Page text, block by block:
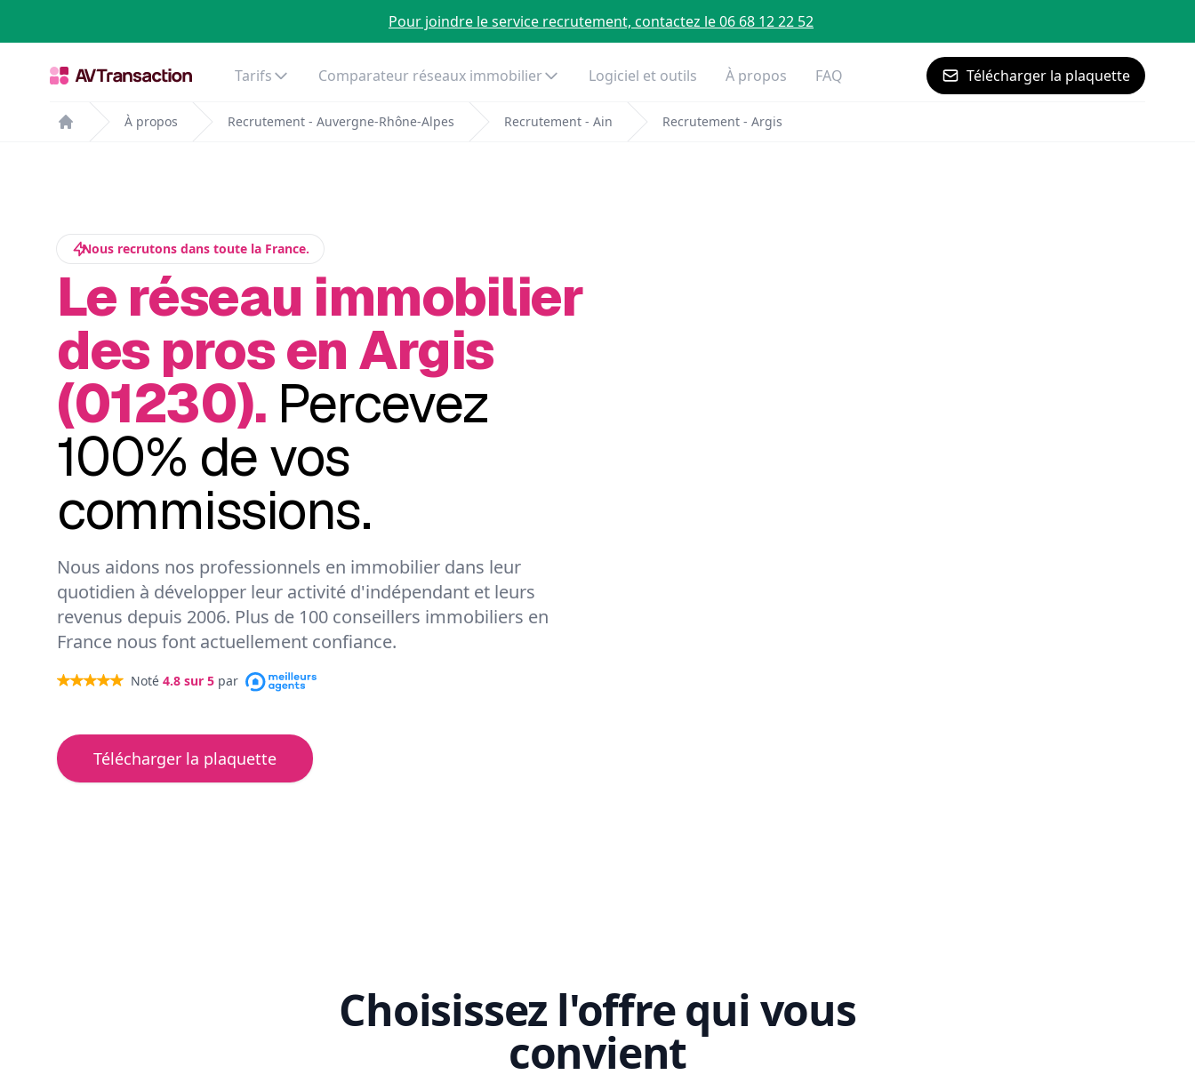
Pour joindre le service recrutement, contactez le 06 68 12 22 52
Tarifs Comparateur réseaux immobilier Logiciel et outils À propos FAQ Télécharger la plaquette
Home
À propos Recrutement - Auvergne-Rhône-Alpes Recrutement - Ain Recrutement - Argis
Nous recrutons dans toute la France.
Le réseau immobilier
des pros en Argis
(01230). Percevez
100% de vos
commissions.
Nous aidons nos professionnels en immobilier dans leur
quotidien à développer leur activité d'indépendant et leurs
revenus depuis 2006. Plus de 100 conseillers immobiliers en
France nous font actuellement confiance.
Noté 4.8 sur 5 par
Télécharger la plaquette
Choisissez l'offre qui vous
convient